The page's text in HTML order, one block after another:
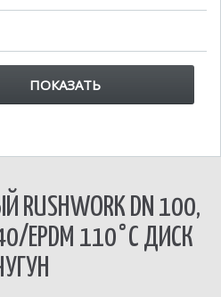
ПОКАЗАТЬ
DN 100,
EPDM 110°С ДИСК